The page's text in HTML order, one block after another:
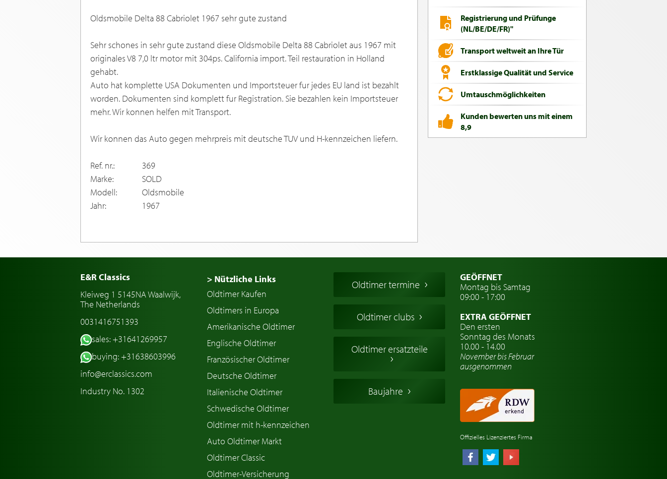
Oldsmobile Delta 88 Cabriolet 1967 sehr gute zustand
Sehr schones in sehr gute zustand diese Oldsmobile Delta 88 Cabriolet aus 1967 mit
originales V8 7,0 ltr motor mit 304ps. California import. Teil restauration in Holland
gehabt.
Auto hat komplette USA Dokumenten und Importsteuer fur jedes EU land ist bezahlt
worden. Dokumenten sind komplett fur Registration. Sie bezahlen kein Importsteuer
mehr. Wir konnen helfen mit Transport.
Wir konnen das Auto gegen mehrpreis mit deutsche TUV und H-kennzeichen liefern.
Ref. nr.:
369
Marke:
SOLD
Modell:
Oldsmobile
Jahr:
1967
Registrierung und Prüfunge
(NL/BE/DE/FR)"
Transport weltweit an Ihre Tür
Erstklassige Qualität und Service
Umtauschmöglichkeiten
Kunden bewerten uns mit einem
8,9
E&R Classics
Kleiweg 1 5145NA Waalwijk,
The Netherlands
0031416751393
sales: +31641269957
buying: +31638603996
info@erclassics.com
Industry No. 1302
> Nützliche Links
Oldtimer Kaufen
Oldtimers in Europa
Amerikanische Oldtimer
Englische Oldtimer
Französischer Oldtimer
Deutsche Oldtimer
Italienische Oldtimer
Schwedische Oldtimer
Oldtimer mit h-kennzeichen
Auto Oldtimer Markt
Oldtimer Classic
Oldtimer-Versicherung
Oldtimer termine
Oldtimer clubs
Oldtimer ersatzteile
Baujahre
GEÖFFNET
Montag bis Samtag
09:00 - 17:00
EXTRA GEÖFFNET
Den ersten
Sonntag des Monats
10.00 - 14.00
November bis Februar
ausgenommen
Offizielles Lizenziertes Firma